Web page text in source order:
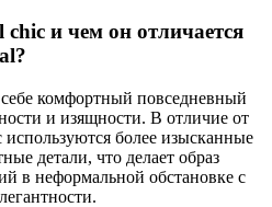
chic и чем он отличается
себе комфортный повседневный
и изящности. В отличие от
используются более изысканные
детали, что делает образ
в неформальной обстановке с